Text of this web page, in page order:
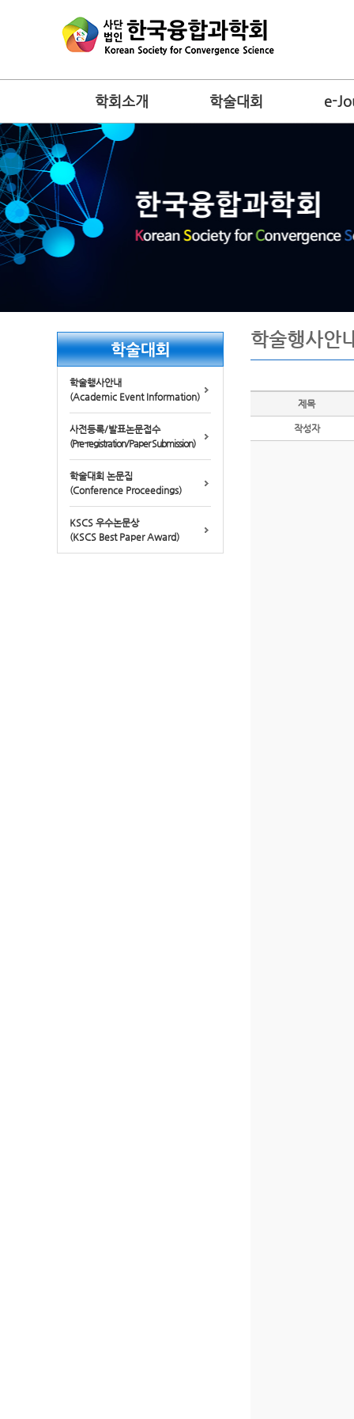
학회소개 학술대회 e-
학술행사안내
(Academic Event Information)
사전등록/발표논문접수
(Pre-registration/Paper Submission)
학술대회 논문집
(Conference Proceedings)
KSCS 우수논문상
(KSCS Best Paper Award)
학술행사안
제목
작성자